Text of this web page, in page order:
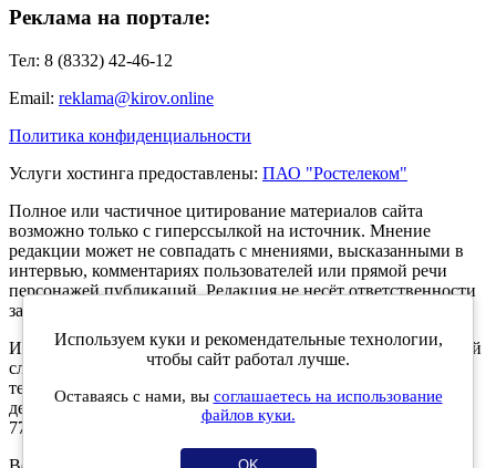
Реклама на портале:
Тел: 8 (8332) 42-46-12
Email: reklama@kirov.online
Политика конфиденциальности
Услуги хостинга предоставлены: ПАО "Ростелеком"
Полное или частичное цитирование материалов сайта
возможно только с гиперссылкой на источник. Мнение
редакции может не совпадать с мнениями, высказанными в
интервью, комментариях пользователей или прямой речи
персонажей публикаций. Редакция не несёт ответственности
за текст комментариев читателей.
Интернет-портал Kirov.online зарегистрирован в Федеральной
службе по надзору в сфере связи, информационных
технологий и массовых коммуникаций (Роскомнадзор) 5
декабря 2019 года. Регистрационный номер ЭЛ № ФС 77 -
77189.
Используем куки и рекомендательные технологии,
чтобы сайт работал лучше.
Оставаясь с нами, вы соглашаетесь на использование
файлов куки.